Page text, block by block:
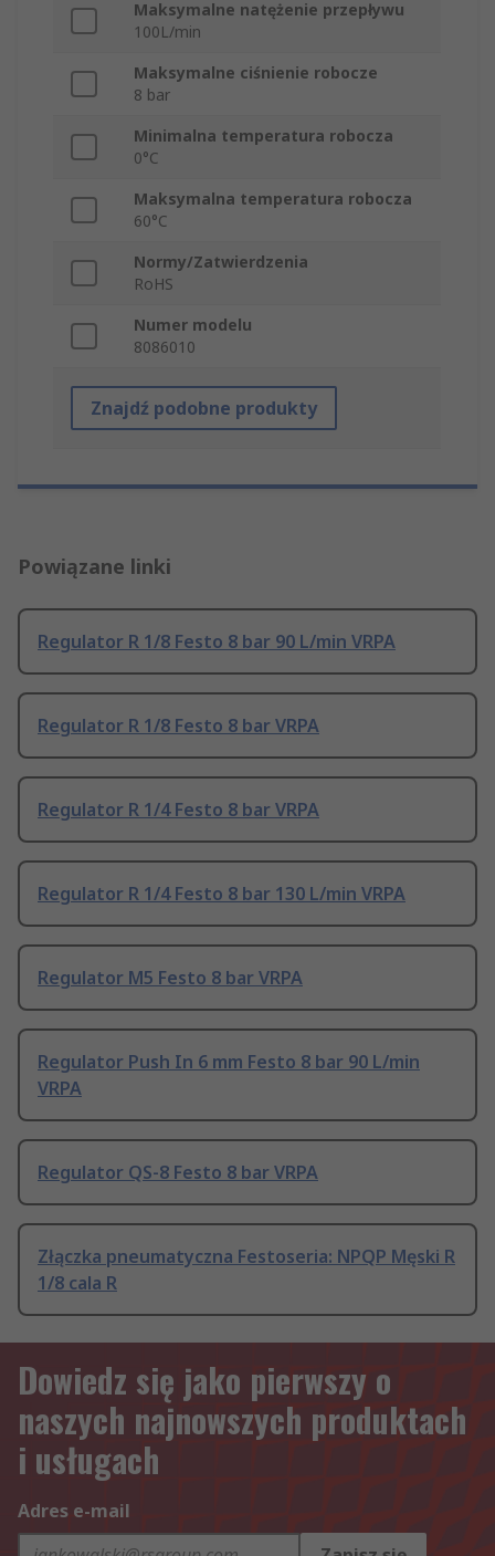
Maksymalne natężenie przepływu
100L/min
Maksymalne ciśnienie robocze
8 bar
Minimalna temperatura robocza
0°C
Maksymalna temperatura robocza
60°C
Normy/Zatwierdzenia
RoHS
Numer modelu
8086010
Znajdź podobne produkty
Powiązane linki
Regulator R 1/8 Festo 8 bar 90 L/min VRPA
Regulator R 1/8 Festo 8 bar VRPA
Regulator R 1/4 Festo 8 bar VRPA
Regulator R 1/4 Festo 8 bar 130 L/min VRPA
Regulator M5 Festo 8 bar VRPA
Regulator Push In 6 mm Festo 8 bar 90 L/min
VRPA
Regulator QS-8 Festo 8 bar VRPA
Złączka pneumatyczna Festoseria: NPQP Męski R
1/8 cala R
Dowiedz się jako pierwszy o
naszych najnowszych produktach
i usługach
Adres e-mail